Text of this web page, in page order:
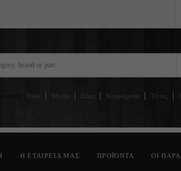
Ρολά Μοτέρ Σίτες Κουφώματα Τέντες
Η ΕΤΑΙΡΕΊΑ ΜΑΣ ΠΡΟΪΌΝΤΑ ΟΙ